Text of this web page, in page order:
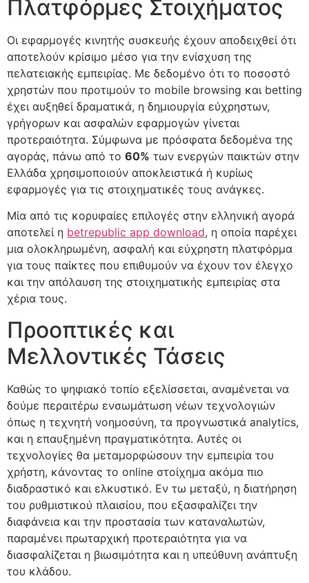
Πλατφόρμες Στοιχήματος
Οι εφαρμογές κινητής συσκευής έχουν αποδειχθεί ότι
αποτελούν κρίσιμο μέσο για την ενίσχυση της
πελατειακής εμπειρίας. Με δεδομένο ότι το ποσοστό
χρηστών που προτιμούν το mobile browsing και betting
έχει αυξηθεί δραματικά, η δημιουργία εύχρηστων,
γρήγορων και ασφαλών εφαρμογών γίνεται
προτεραιότητα. Σύμφωνα με πρόσφατα δεδομένα της
αγοράς, πάνω από το 60% των ενεργών παικτών στην
Ελλάδα χρησιμοποιούν αποκλειστικά ή κυρίως
εφαρμογές για τις στοιχηματικές τους ανάγκες.
Μία από τις κορυφαίες επιλογές στην ελληνική αγορά
αποτελεί η betrepublic app download, η οποία παρέχει
μια ολοκληρωμένη, ασφαλή και εύχρηστη πλατφόρμα
για τους παίκτες που επιθυμούν να έχουν τον έλεγχο
και την απόλαυση της στοιχηματικής εμπειρίας στα
χέρια τους.
Προοπτικές και
Μελλοντικές Τάσεις
Καθώς το ψηφιακό τοπίο εξελίσσεται, αναμένεται να
δούμε περαιτέρω ενσωμάτωση νέων τεχνολογιών
όπως η τεχνητή νοημοσύνη, τα προγνωστικά analytics,
και η επαυξημένη πραγματικότητα. Αυτές οι
τεχνολογίες θα μεταμορφώσουν την εμπειρία του
χρήστη, κάνοντας το online στοίχημα ακόμα πιο
διαδραστικό και ελκυστικό. Εν τω μεταξύ, η διατήρηση
του ρυθμιστικού πλαισίου, που εξασφαλίζει την
διαφάνεια και την προστασία των καταναλωτών,
παραμένει πρωταρχική προτεραιότητα για να
διασφαλίζεται η βιωσιμότητα και η υπεύθυνη ανάπτυξη
του κλάδου.